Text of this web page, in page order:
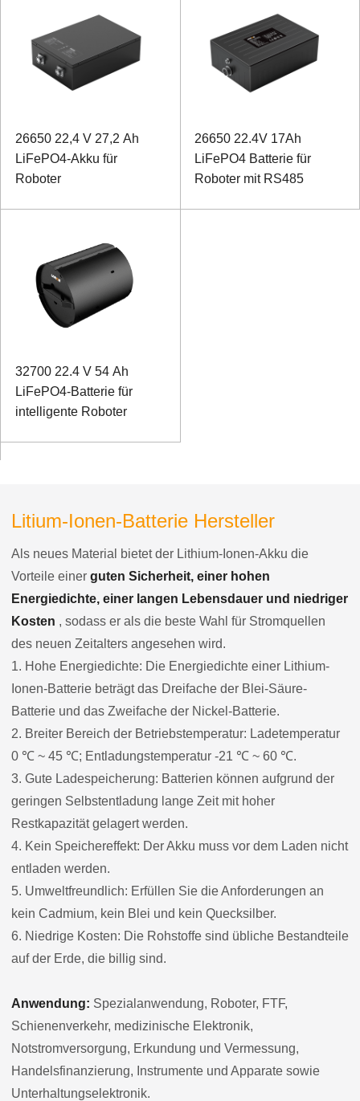
26650 22,4 V 27,2 Ah
LiFePO4-Akku für
Roboter
26650 22.4V 17Ah
LiFePO4 Batterie für
Roboter mit RS485
32700 22.4 V 54 Ah
LiFePO4-Batterie für
intelligente Roboter
Litium-Ionen-Batterie Hersteller
Als neues Material bietet der Lithium-Ionen-Akku die
Vorteile einer guten Sicherheit, einer hohen
Energiedichte, einer langen Lebensdauer und niedriger
Kosten , sodass er als die beste Wahl für Stromquellen
des neuen Zeitalters angesehen wird.
1. Hohe Energiedichte: Die Energiedichte einer Lithium-
Ionen-Batterie beträgt das Dreifache der Blei-Säure-
Batterie und das Zweifache der Nickel-Batterie.
2. Breiter Bereich der Betriebstemperatur: Ladetemperatur
0 ℃ ~ 45 ℃; Entladungstemperatur -21 ℃ ~ 60 ℃.
3. Gute Ladespeicherung: Batterien können aufgrund der
geringen Selbstentladung lange Zeit mit hoher
Restkapazität gelagert werden.
4. Kein Speichereffekt: Der Akku muss vor dem Laden nicht
entladen werden.
5. Umweltfreundlich: Erfüllen Sie die Anforderungen an
kein Cadmium, kein Blei und kein Quecksilber.
6. Niedrige Kosten: Die Rohstoffe sind übliche Bestandteile
auf der Erde, die billig sind.
Anwendung: Spezialanwendung, Roboter, FTF,
Schienenverkehr, medizinische Elektronik,
Notstromversorgung, Erkundung und Vermessung,
Handelsfinanzierung, Instrumente und Apparate sowie
Unterhaltungselektronik.